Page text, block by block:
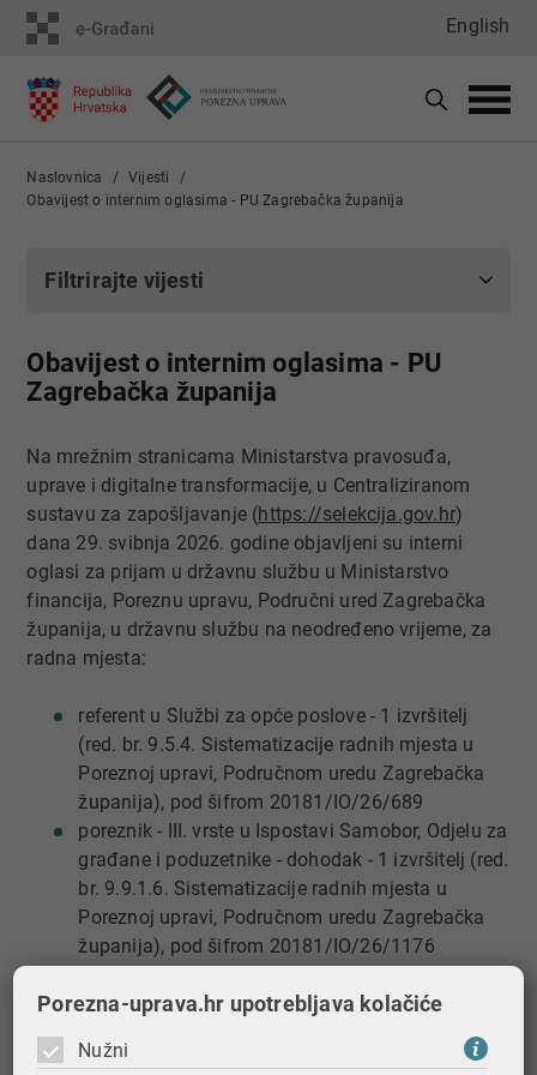
English
Naslovnica
Vijesti
Obavijest o internim oglasima - PU Zagrebačka županija
Filtrirajte vijesti
Obavijest o internim oglasima - PU
Zagrebačka županija
Na mrežnim stranicama Ministarstva pravosuđa,
uprave i digitalne transformacije, u Centraliziranom
sustavu za zapošljavanje (https://selekcija.gov.hr)
dana 29. svibnja 2026. godine objavljeni su interni
oglasi za prijam u državnu službu u Ministarstvo
financija, Poreznu upravu, Područni ured Zagrebačka
županija, u državnu službu na neodređeno vrijeme, za
radna mjesta:
referent u Službi za opće poslove - 1 izvršitelj
(red. br. 9.5.4. Sistematizacije radnih mjesta u
Poreznoj upravi, Područnom uredu Zagrebačka
županija), pod šifrom 20181/IO/26/689
poreznik - III. vrste u Ispostavi Samobor, Odjelu za
građane i poduzetnike - dohodak - 1 izvršitelj (red.
br. 9.9.1.6. Sistematizacije radnih mjesta u
Poreznoj upravi, Područnom uredu Zagrebačka
županija), pod šifrom 20181/IO/26/1176
izvršitelj (red. br. 9.10.4. Sistematizacije radnih
Zagrebačka županija), pod šifrom
Porezna-uprava.hr upotrebljava kolačiće
Nužni